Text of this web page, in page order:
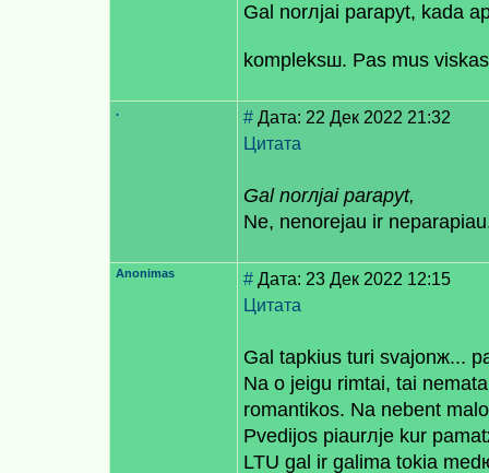
Gal norлjai paraрyt, kada
kompleksш. Pas mus
. # Дата: 22 Дек 2022 21:32
Цитата
Gal norлjai paraрyt,
Ne, nenorejau ir
Anonimas # Дата: 23 Дек 2022 12:15
Цитата
Gal taрkius turi svajonж...
Na o jeigu rimtai, tai
romantikos. Na nebent
Рvedijos рiaurлje kur
LTU gal ir galima tokia